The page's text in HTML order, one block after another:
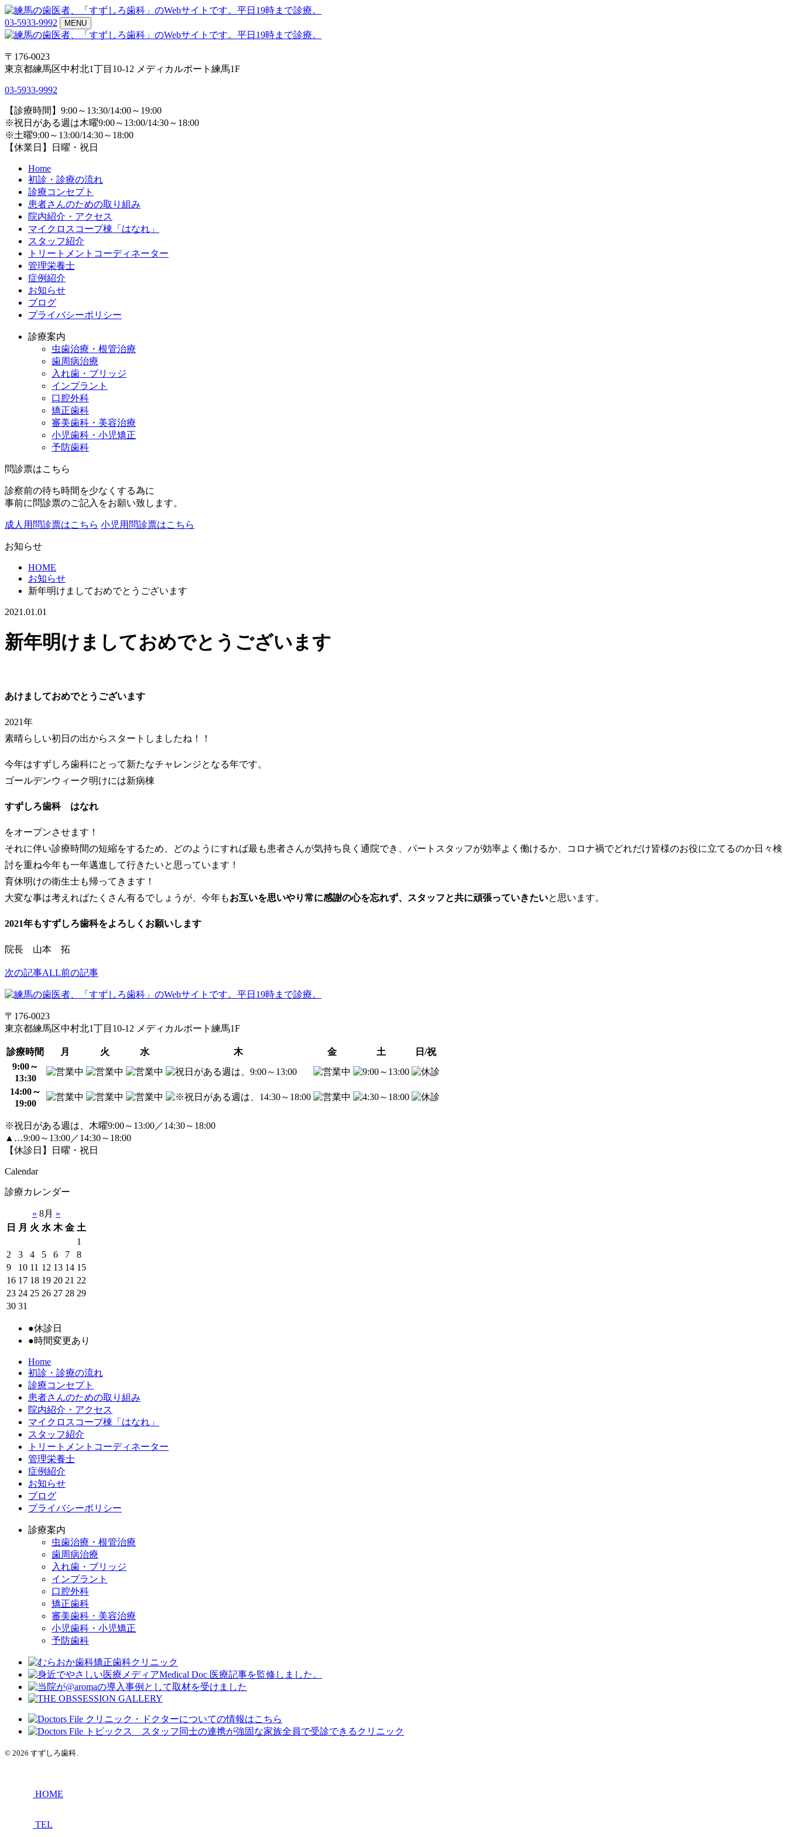
03-5933-9992 MENU
〒176-0023
東京都練馬区中村北1丁目10-12 メディカルポート練馬1F
03-5933-9992
【診療時間】9:00～13:30/14:00～19:00
※祝日がある週は木曜9:00～13:00/14:30～18:00
※土曜9:00～13:00/14:30～18:00
【休業日】日曜・祝日
Home
初診・診療の流れ
診療コンセプト
患者さんのための取り組み
院内紹介・アクセス
マイクロスコープ棟「はなれ」
スタッフ紹介
トリートメントコーディネーター
管理栄養士
症例紹介
お知らせ
ブログ
プライバシーポリシー
診療案内
虫歯治療・根管治療
歯周病治療
入れ歯・ブリッジ
インプラント
口腔外科
矯正歯科
審美歯科・美容治療
小児歯科・小児矯正
予防歯科
問診票はこちら
診察前の待ち時間を少なくする為に
事前に問診票のご記入をお願い致します。
成人用問診票はこちら 小児用問診票はこちら
お知らせ
HOME
お知らせ
新年明けましておめでとうございます
2021.01.01
新年明けましておめでとうございます
あけましておめでとうございます
2021年
素晴らしい初日の出からスタートしましたね！！
今年はすずしろ歯科にとって新たなチャレンジとなる年です。
ゴールデンウィーク明けには新病棟
すずしろ歯科 はなれ
をオープンさせます！
それに伴い診療時間の短縮をするため、どのようにすれば最も患者さんが気持ち良く通院でき、パートスタッフが効率よく働けるか、コロナ禍でどれだけ皆様のお役に立てるのか日々検
討を重ね今年も一年邁進して行きたいと思っています！
育休明けの衛生士も帰ってきます！
大変な事は考えればたくさん有るでしょうが、今年もお互いを思いやり常に感謝の心を忘れず、スタッフと共に頑張っていきたいと思います。
2021年もすずしろ歯科をよろしくお願いします
院長 山本 拓
次の記事ALL前の記事
〒176-0023
東京都練馬区中村北1丁目10-12 メディカルポート練馬1F
診療時間 月 火 水 木 金 土
日/祝
9:00～
13:30
14:00～
19:00
※祝日がある週は、木曜9:00～13:00／14:30～18:00
▲…9:00～13:00／14:30～18:00
【休診日】日曜・祝日
Calendar
診療カレンダー
« 8月 »
日
月 火 水 木 金 土
1
2
3 4 5 6 7
8
9
10 11 12 13 14 15
16 17 18 19 20 21 22
23 24 25 26 27 28 29
30 31
●休診日
●時間変更あり
Home
初診・診療の流れ
診療コンセプト
患者さんのための取り組み
院内紹介・アクセス
マイクロスコープ棟「はなれ」
スタッフ紹介
トリートメントコーディネーター
管理栄養士
症例紹介
お知らせ
ブログ
プライバシーポリシー
診療案内
虫歯治療・根管治療
歯周病治療
入れ歯・ブリッジ
インプラント
口腔外科
矯正歯科
審美歯科・美容治療
小児歯科・小児矯正
予防歯科
© 2026 すずしろ歯科.
HOME
TEL